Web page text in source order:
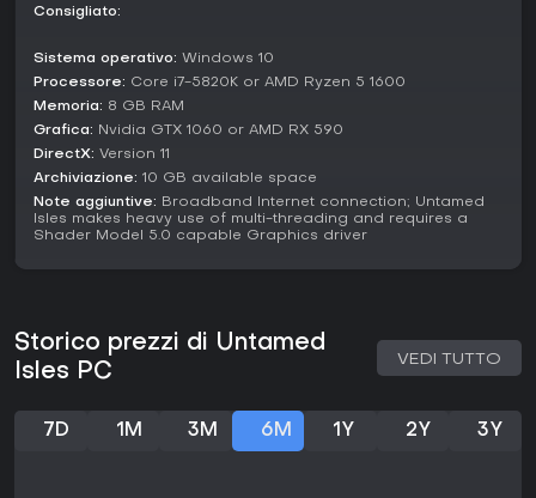
evoluzione. In avvicinamento all'Early Access con una
nuove isole e dungeon, si adatta a chi cerca sviluppo
continuo. Chi apprezza combattimenti a turni ed
esplorazione multiplayer potrebbe trovarlo coinvolgente al
lancio, anche se lo stato pre-lancio richiede di attendere
feedback dalla community.
Consigliato:
Sistema operativo: Windows 10
Processore: Core i7-5820K or AMD Ryzen 5 1600
Memoria: 8 GB RAM
Grafica: Nvidia GTX 1060 or AMD RX 590
DirectX: Version 11
Archiviazione: 10 GB available space
Note aggiuntive: Broadband Internet connection; Untamed
Isles makes heavy use of multi-threading and requires a
Shader Model 5.0 capable Graphics driver
Storico prezzi di Untamed
Isles PC
VEDI TUTTO
7D 1M 3M 6M 1Y 2Y 3Y